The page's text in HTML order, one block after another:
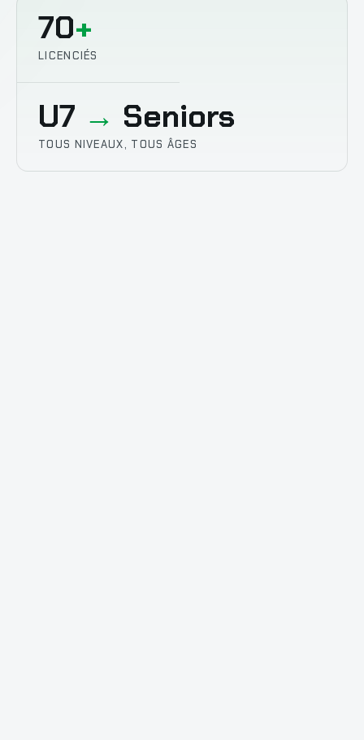
70+
LICENCIÉS
U7 → Seniors
TOUS NIVEAUX, TOUS ÂGES